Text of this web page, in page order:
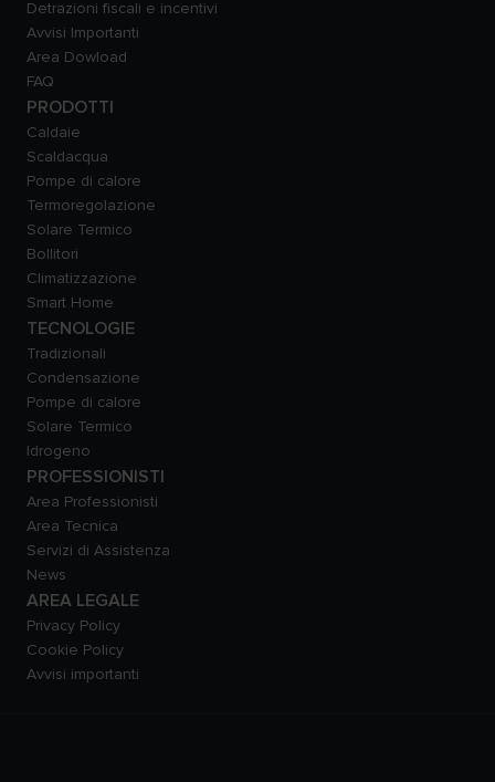
Detrazioni fiscali e incentivi
Avvisi Importanti
Area Dowload
FAQ
PRODOTTI
Caldaie
Scaldacqua
Pompe di calore
Termoregolazione
Solare Termico
Bollitori
Climatizzazione
Smart Home
TECNOLOGIE
Tradizionali
Condensazione
Pompe di calore
Solare Termico
Idrogeno
PROFESSIONISTI
Area Professionisti
Area Tecnica
Servizi di Assistenza
News
AREA LEGALE
Privacy Policy
Cookie Policy
Avvisi importanti